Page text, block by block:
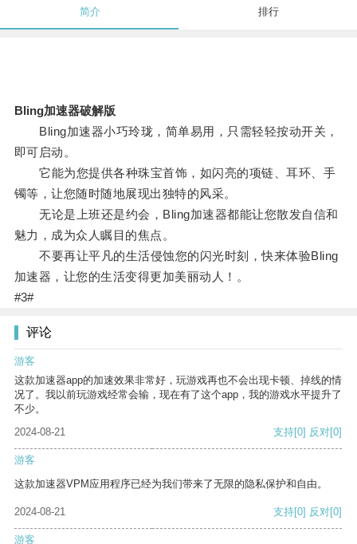
简介 排行
Bling加速器破解版
Bling加速器小巧玲珑，简单易用，只需轻轻按动开关，
即可启动。
它能为您提供各种珠宝首饰，如闪亮的项链、耳环、手
镯等，让您随时随地展现出独特的风采。
无论是上班还是约会，Bling加速器都能让您散发自信和
魅力，成为众人瞩目的焦点。
不要再让平凡的生活侵蚀您的闪光时刻，快来体验Bling
加速器，让您的生活变得更加美丽动人！。
#3#
评论
游客
这款加速器app的加速效果非常好，玩游戏再也不会出现卡顿、掉线的情
况了。我以前玩游戏经常会输，现在有了这个app，我的游戏水平提升了
不少。
2024-08-21
支持[0] 反对[0]
游客
这款加速器VPM应用程序已经为我们带来了无限的隐私保护和自由。
2024-08-21 支持[0] 反对[0]
游客